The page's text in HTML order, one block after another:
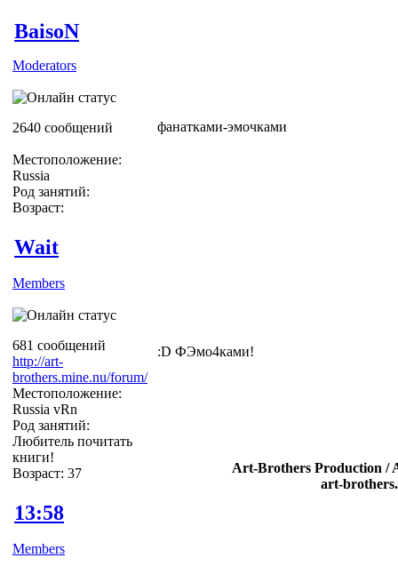
BaisoN
Moderators
2640 сообщений
Местоположение:
Russia
Род занятий:
Возраст:
фанатками-эмочками
Wait
Members
681 сообщений
http://art-
brothers.mine.nu/forum/
Местоположение:
Russia vRn
Род занятий:
Любитель почитать
книги!
Возраст: 37
:D ФЭмо4ками!
Art-Brothers Production /
art-
13:58
Members